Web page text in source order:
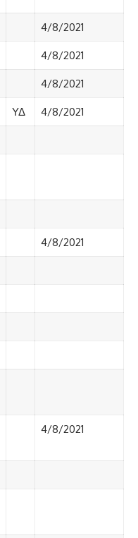
4/8/2021
4/8/2021
4/8/2021
ΥΔ 4/8/2021
4/8/2021
4/8/2021